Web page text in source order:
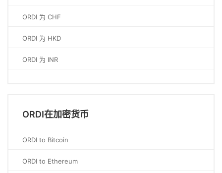
ORDI 为 CHF
ORDI 为 HKD
ORDI 为 INR
ORDI在加密货币
ORDI to Bitcoin
ORDI to Ethereum